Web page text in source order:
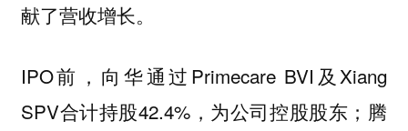
献了营收增长。
IPO前，向华通过Primecare BVI及Xiang
SPV合计持股42.4%，为公司控股股东；腾